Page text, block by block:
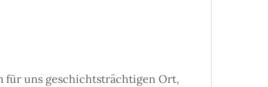
für uns geschichtsträchtigen Ort,